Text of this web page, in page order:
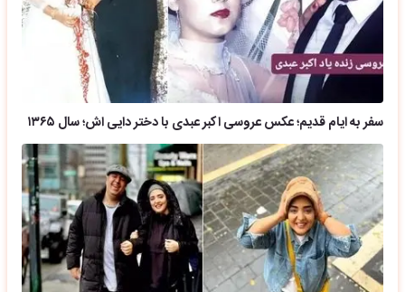
سفر به ایام قدیم؛ عکس عروسی اکبر عبدی با دختر دایی اش؛ سال ۱۳۶۵